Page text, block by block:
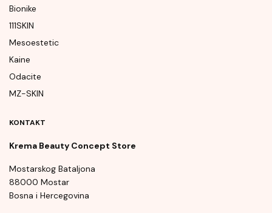
Bionike
111SKIN
Mesoestetic
Kaine
Odacite
MZ-SKIN
KONTAKT
Krema Beauty Concept Store
Mostarskog Bataljona
88000 Mostar
Bosna i Hercegovina